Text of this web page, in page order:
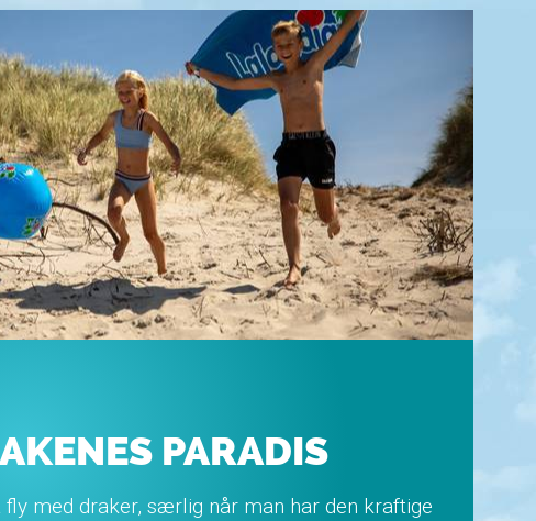
PARADIS
med draker, særlig når man har den kraftige